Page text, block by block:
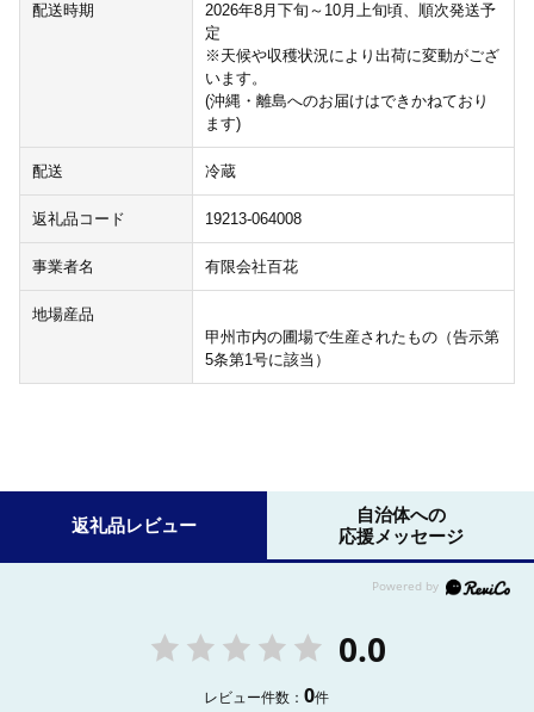
配送時期
2026年8月下旬～10月上旬頃、順次発送予
定
※天候や収穫状況により出荷に変動がござ
います。
(沖縄・離島へのお届けはできかねており
ます)
配送 冷蔵
返礼品コード 19213-064008
事業者名 有限会社百花
地場産品
甲州市内の圃場で生産されたもの（告示第
5条第1号に該当）
返礼品レビュー
自治体への
応援メッセージ
0.0
レビュー件数：0件